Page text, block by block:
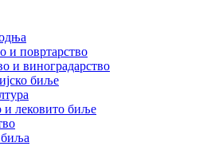
и повртарство
и виноградарство
биље
и лековито биље